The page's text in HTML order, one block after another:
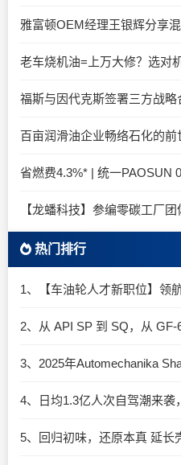
老车烧机油=上万大修？选对
福斯与因代克斯签署三方战
百亩润滑油企业畅络石化的
省燃费4.3%* | 统一PAOSUN
热门排行
1、【车油轮人才新职位】领
4、日均1.3亿人次自驾潮来
5、回归初味，还原本真 延长